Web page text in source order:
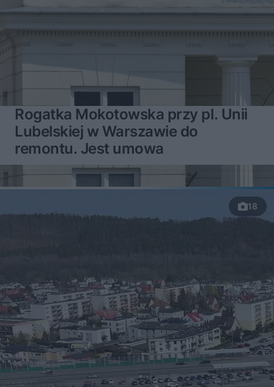
Rogatka Mokotowska przy pl. Unii
Lubelskiej w Warszawie do
remontu. Jest umowa
18